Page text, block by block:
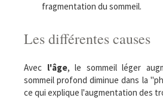
fragmentation du sommeil.
Les différentes causes
Avec l'âge, le sommeil léger
sommeil profond diminue dans la
ce qui explique l'augmentation des